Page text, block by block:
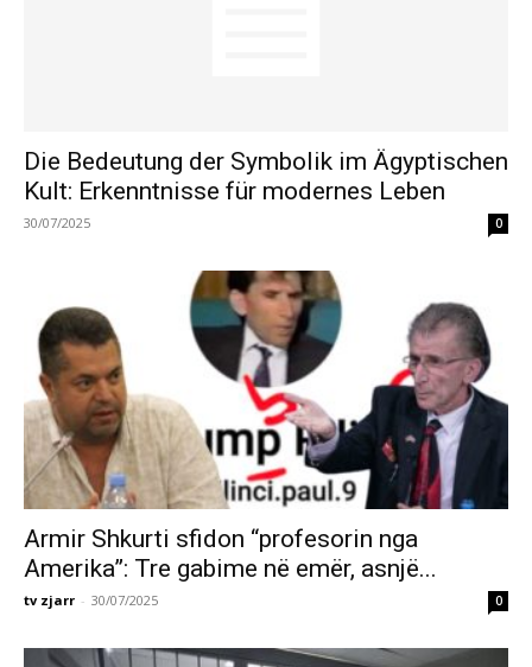
Die Bedeutung der Symbolik im Ägyptischen
Kult: Erkenntnisse für modernes Leben
30/07/2025 0
Armir Shkurti sfidon “profesorin nga
Amerika”: Tre gabime në emër, asnjë...
tv zjarr - 30/07/2025 0